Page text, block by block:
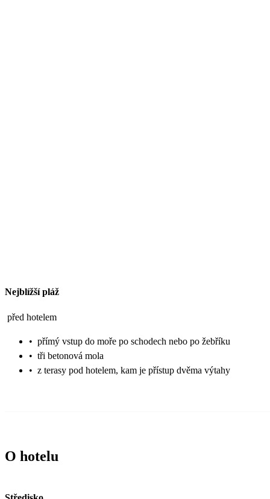
Nejblížší pláž
před hotelem
• přímý vstup do moře po schodech nebo po žebříku
• tři betonová mola
• z terasy pod hotelem, kam je přístup dvěma výtahy
O hotelu